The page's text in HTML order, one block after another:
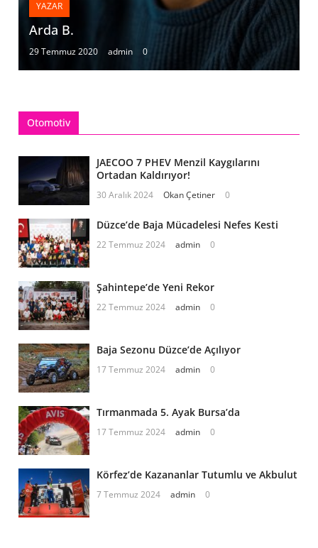
YAZAR
Arda B.
29 Temmuz 2020 admin 0
Otomotiv
JAECOO 7 PHEV Menzil Kaygılarını
Ortadan Kaldırıyor!
30 Aralık 2024 Okan Çetiner 0
Düzce’de Baja Mücadelesi Nefes Kesti
22 Temmuz 2024 admin 0
Şahintepe’de Yeni Rekor
22 Temmuz 2024 admin 0
Baja Sezonu Düzce’de Açılıyor
17 Temmuz 2024 admin 0
Tırmanmada 5. Ayak Bursa’da
17 Temmuz 2024 admin 0
Körfez’de Kazananlar Tutumlu ve Akbulut
7 Temmuz 2024 admin 0